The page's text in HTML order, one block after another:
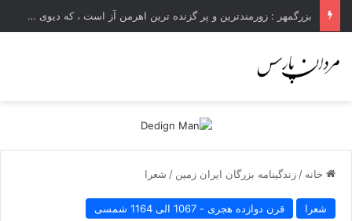
بزرگمهر : زورمندترین و پر گزنده ترین اهرمن آز است ، که دیوی است ستمکار و دیر ساز
خانه / زندگینامه بزرگان ایران زمین / شعرا
شعرا قرن دوازده هجری - 1067 الی 1164 شمسی